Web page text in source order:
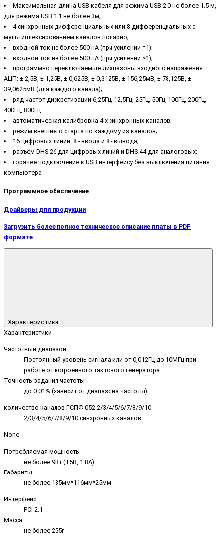
Максимальная длина USB кабеля для режима USB 2.0 не более 1.5 м,
для режима USB 1.1 не более 3м;
4 синхронных дифференциальных или 8 дифференциальных с
мультиплексированием каналов попарно;
входной ток не более 500 нА (при усилении =1);
входной ток не более 500 пА (при усилении >1);
программно переключаемые диапазоны входного напряжения
АЦП: ± 2,5В, ± 1,25В, ± 0,625В, ± 0,3125В, ± 156,25мВ, ± 78,125В, ±
39,0625мВ (для каждого канала);
ряд частот дискретизации 6,25Гц, 12,5Гц, 25Гц, 50Гц, 100Гц, 200Гц,
400Гц, 800Гц
автоматическая калибровка 4-х синхронных каналов;
режим внешнего старта по каждому из каналов;
16 цифровых линий: 8 - ввода и 8 - вывода;
разъём DHS-26 для цифровых линий и DHS-44 для аналоговых;
горячее подключение к USB интерфейсу без выключения питания
компьютера
Программное обеспечение
Драйверы для продукции
Загрузить более полное техническое описание платы в PDF
формате
Характеристики
Характеристики
Частотный диапазон
Постоянный уровень сигнала или от 0,012Гц до 10МГц при
работе от встроенного тактового генератора
Точность задания частоты
до 0.01% (зависит от диапазона частоты)
количество каналов ГСПФ-052-2/3/4/5/6/7/8/9/10
2/3/4/5/6/7/8/9/10 синхронных каналов
None
Потребляемая мощность
не более 9Вт (+5В, 1.8А)
Габариты
не более 185мм*116мм*25мм
Интерфейс
PCI 2.1
Масса
не более 255г